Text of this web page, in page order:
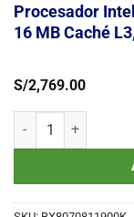
Procesador
16 MB Caché
S/2,769.00
Procesador Intel